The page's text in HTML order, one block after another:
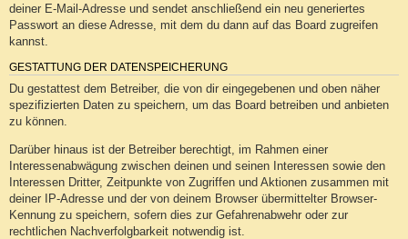
deiner E-Mail-Adresse und sendet anschließend ein neu generiertes
Passwort an diese Adresse, mit dem du dann auf das Board zugreifen
kannst.
GESTATTUNG DER DATENSPEICHERUNG
Du gestattest dem Betreiber, die von dir eingegebenen und oben näher
spezifizierten Daten zu speichern, um das Board betreiben und anbieten
zu können.
Darüber hinaus ist der Betreiber berechtigt, im Rahmen einer
Interessenabwägung zwischen deinen und seinen Interessen sowie den
Interessen Dritter, Zeitpunkte von Zugriffen und Aktionen zusammen mit
deiner IP-Adresse und der von deinem Browser übermittelter Browser-
Kennung zu speichern, sofern dies zur Gefahrenabwehr oder zur
rechtlichen Nachverfolgbarkeit notwendig ist.